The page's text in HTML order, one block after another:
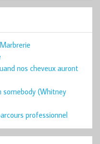
nos cheveux auront
somebody (Whitney
professionnel